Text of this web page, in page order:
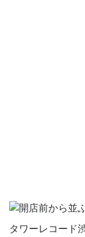
タワーレコード